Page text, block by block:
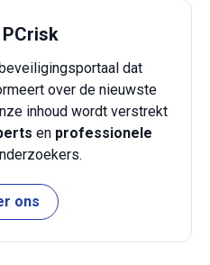
dat
over de nieuwste
inhoud wordt verstrekt
en professionele
ons